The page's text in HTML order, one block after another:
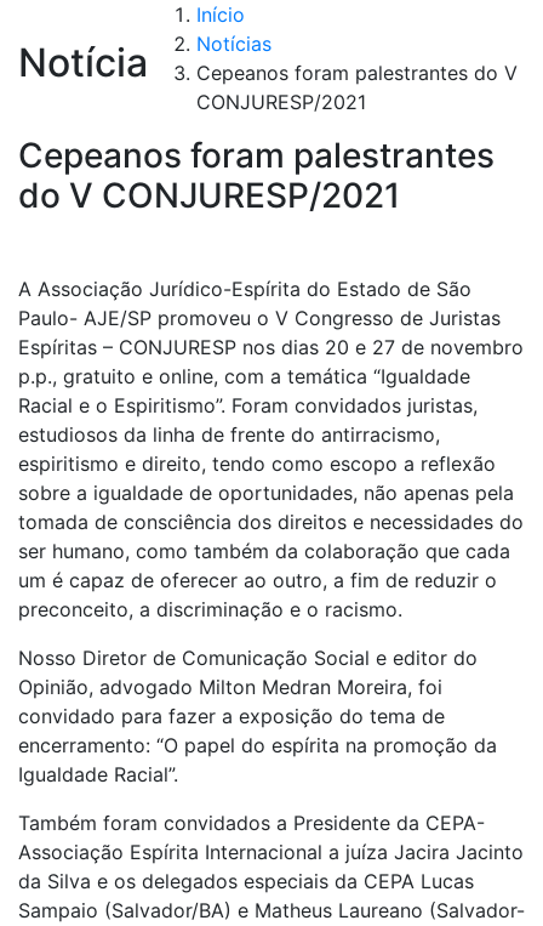
Notícia
Início
Notícias
Cepeanos foram palestrantes do V
CONJURESP/2021
Cepeanos foram palestrantes
do V CONJURESP/2021
A Associação Jurídico-Espírita do Estado de São
Paulo- AJE/SP promoveu o V Congresso de Juristas
Espíritas – CONJURESP nos dias 20 e 27 de novembro
p.p., gratuito e online, com a temática “Igualdade
Racial e o Espiritismo”. Foram convidados juristas,
estudiosos da linha de frente do antirracismo,
espiritismo e direito, tendo como escopo a reflexão
sobre a igualdade de oportunidades, não apenas pela
tomada de consciência dos direitos e necessidades do
ser humano, como também da colaboração que cada
um é capaz de oferecer ao outro, a fim de reduzir o
preconceito, a discriminação e o racismo.
Nosso Diretor de Comunicação Social e editor do
Opinião, advogado Milton Medran Moreira, foi
convidado para fazer a exposição do tema de
encerramento: “O papel do espírita na promoção da
Igualdade Racial”.
Também foram convidados a Presidente da CEPA-
Associação Espírita Internacional a juíza Jacira Jacinto
da Silva e os delegados especiais da CEPA Lucas
Sampaio (Salvador/BA) e Matheus Laureano (Salvador-